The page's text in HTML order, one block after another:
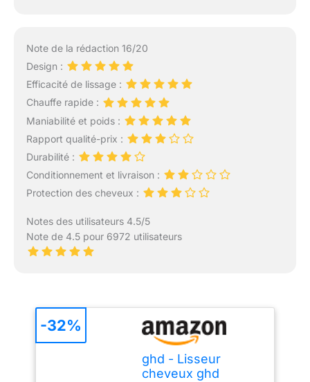
Note de la rédaction 16/20
Design :
Efficacité de lissage :
Chauffe rapide :
Maniabilité et poids :
Rapport qualité-prix :
Durabilité :
Conditionnement et livraison :
Protection des cheveux :
Notes des utilisateurs 4.5/5
Note de 4.5 pour 6972 utilisateurs
ghd - Lisseur
cheveux ghd
-32%